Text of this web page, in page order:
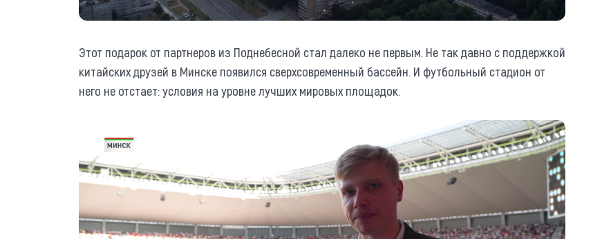
Этот подарок от партнеров из Поднебесной стал далеко не первым. Не так давно с поддержкой
китайских друзей в Минске появился сверхсовременный бассейн. И футбольный стадион от
него не отстает: условия на уровне лучших мировых площадок.